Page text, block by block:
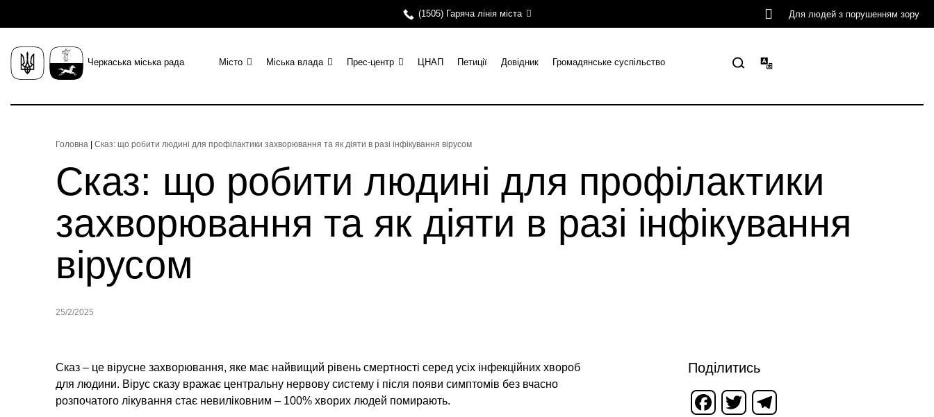
(1505) Гаряча лінія міста Для людей з порушенням зору
Черкаська міська рада Місто Міська влада Прес-центр ЦНАП Петиції Довідник Громадянське суспільство
Головна Сказ: що робити людині для профілактики захворювання та як діяти в разі інфікування вірусом
Сказ: що робити людині для профілактики
захворювання та як діяти в разі інфікування
вірусом
25/2/2025
Сказ – це вірусне захворювання, яке має найвищий рівень смертності серед усіх інфекційних хвороб
для людини. Вірус сказу вражає центральну нервову систему і після появи симптомів без вчасно
розпочатого лікування стає невиліковним – 100% хворих людей помирають.
Поділитись
Facebook
Twitter